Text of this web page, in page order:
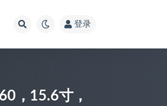
登录
，15.6寸，